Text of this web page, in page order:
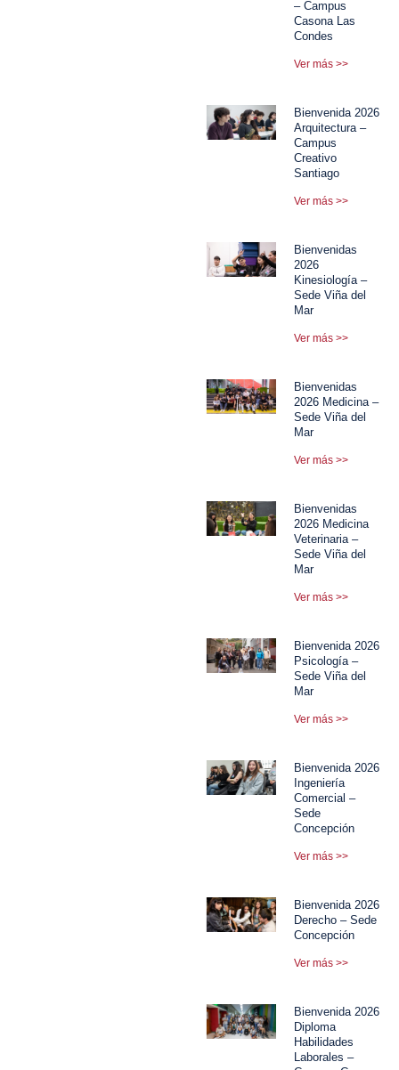
– Campus
Casona Las
Condes
Ver más >>
Bienvenida 2026
Arquitectura –
Campus
Creativo
Santiago
Ver más >>
Bienvenidas
2026
Kinesiología –
Sede Viña del
Mar
Ver más >>
Bienvenidas
2026 Medicina –
Sede Viña del
Mar
Ver más >>
Bienvenidas
2026 Medicina
Veterinaria –
Sede Viña del
Mar
Ver más >>
Bienvenida 2026
Psicología –
Sede Viña del
Mar
Ver más >>
Bienvenida 2026
Ingeniería
Comercial –
Sede
Concepción
Ver más >>
Bienvenida 2026
Derecho – Sede
Concepción
Ver más >>
Bienvenida 2026
Diploma
Habilidades
Laborales –